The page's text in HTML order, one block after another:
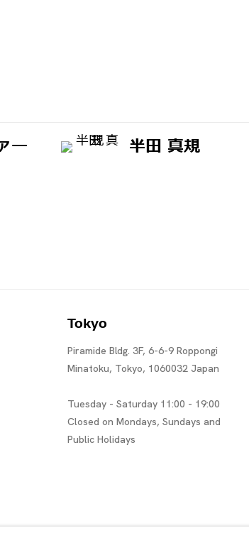
ー
半田 真規
Tokyo
Piramide Bldg. 3F, 6-6-9 Roppongi
Minatoku, Tokyo, 1060032 Japan
Tuesday - Saturday 11:00 - 19:00
Closed on Mondays, Sundays and
Public Holidays